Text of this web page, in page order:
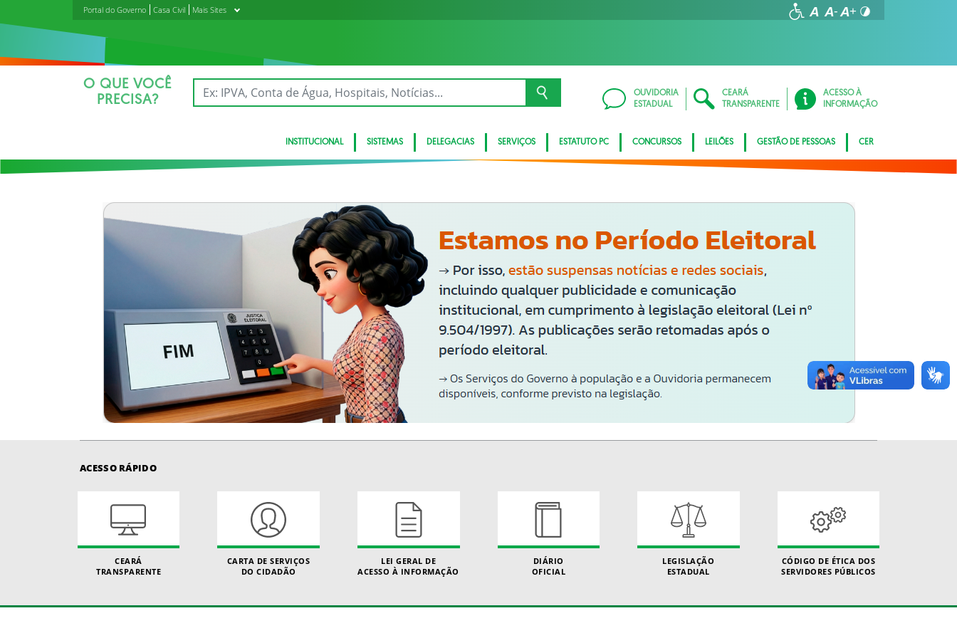
Portal do Governo Casa Civil Mais Sites
O QUE VOCÊ
PRECISA?
OUVIDORIA
ESTADUAL
CEARÁ
TRANSPARENTE
ACESSO À
INFORMAÇÃO
INSTITUCIONAL SISTEMAS DELEGACIAS SERVIÇOS ESTATUTO PC CONCURSOS LEILÕES GESTÃO DE PESSOAS CER
ACESSO RÁPIDO
CEARÁ
TRANSPARENTE
CARTA DE SERVIÇOS
DO CIDADÃO
LEI GERAL DE
ACESSO À INFORMAÇÃO
DIÁRIO
OFICIAL
LEGISLAÇÃO
ESTADUAL
CÓDIGO DE ÉTICA DOS
SERVIDORES PÚBLICOS